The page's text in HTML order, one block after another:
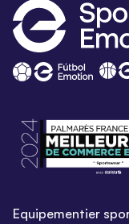
Equipementier